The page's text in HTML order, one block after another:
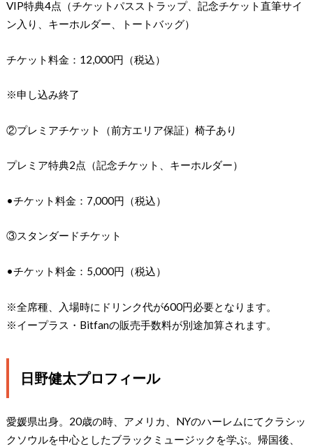
VIP特典4点（チケットパスストラップ、記念チケット直筆サイ
ン入り、キーホルダー、トートバッグ）
チケット料金：12,000円（税込）
※申し込み終了
②プレミアチケット（前方エリア保証）椅子あり
プレミア特典2点（記念チケット、キーホルダー）
•チケット料金：7,000円（税込）
③スタンダードチケット
•チケット料金：5,000円（税込）
※全席種、入場時にドリンク代が600円必要となります。
※イープラス・Bitfanの販売手数料が別途加算されます。
日野健太プロフィール
愛媛県出身。20歳の時、アメリカ、NYのハーレムにてクラシッ
クソウルを中心としたブラックミュージックを学ぶ。帰国後、